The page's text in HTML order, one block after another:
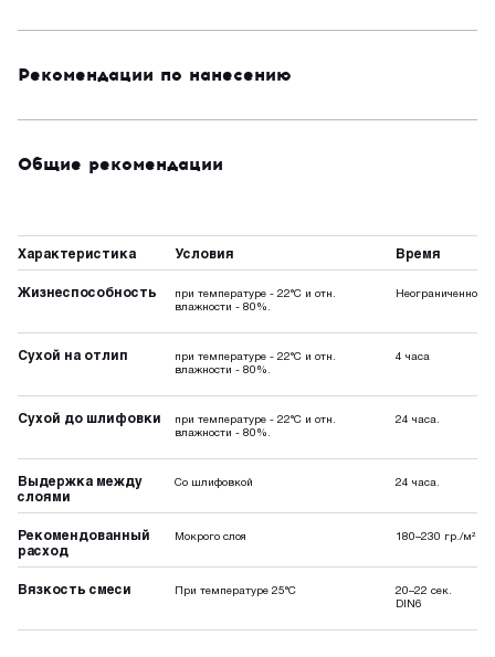
Рекомендации по нанесению
Общие рекомендации
Характеристика Условия Время
Жизнеспособность
при температуре - 22°C и отн.
влажности - 80%.
Неограниченно
Сухой на отлип
при температуре - 22°C и отн.
влажности - 80%.
4 часа
Сухой до шлифовки
при температуре - 22°C и отн.
влажности - 80%.
24 часа.
Выдержка между
слоями
Со шлифовкой 24 часа.
Рекомендованный
расход
Мокрого слоя 180–230 гр./м²
Вязкость смеси При температуре 25°C
20–22 сек.
DIN6